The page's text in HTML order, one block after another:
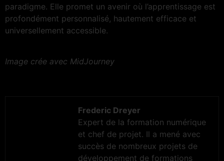
paradigme. Elle promet un avenir où l’apprentissage est
profondément personnalisé, hautement efficace et
universellement accessible.
Image crée avec MidJourney
Frederic Dreyer
Expert de la formation numérique
et chef de projet. Il a mené avec
succès de nombreux projets de
développement de formations